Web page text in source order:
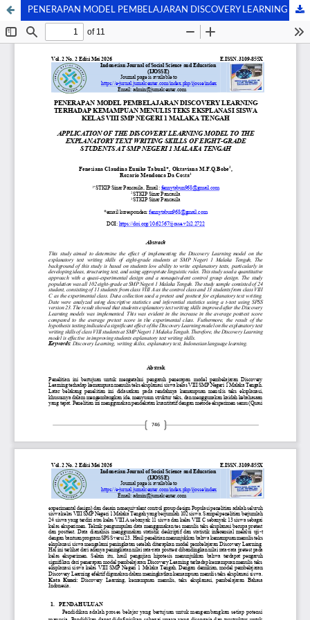
PENERAPAN MODEL PEMBELAJARAN DISCOVERY LEARNING TERHADAP KEMAMPUAN MENULIS TEKS EKSPLANASI SISWA KELAS VIII SMP NEGERI 1 MALAKA TENGAH